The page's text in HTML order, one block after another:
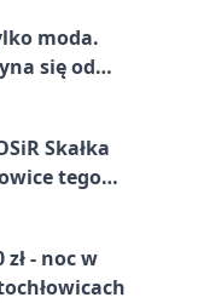
moda.
się od
Skałka
tego
- noc w